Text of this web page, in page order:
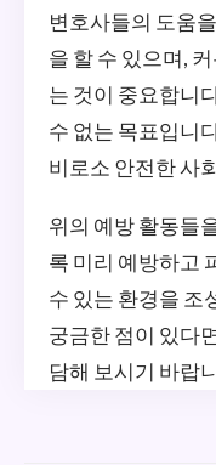
변호사들의 도움
을 할 수 있으며,
는 것이 중요합니
수 없는 목표입니
비로소 안전한 사
위의 예방 활동들
록 미리 예방하고
수 있는 환경을 조
궁금한 점이 있다
담해 보시기 바랍